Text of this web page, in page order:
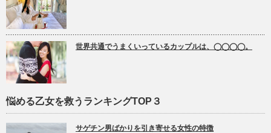
世界共通でうまくいっているカップルは、◯◯◯◯。
悩める乙女を救うランキングTOP３
サゲチン男ばかりを引き寄せる女性の特徴